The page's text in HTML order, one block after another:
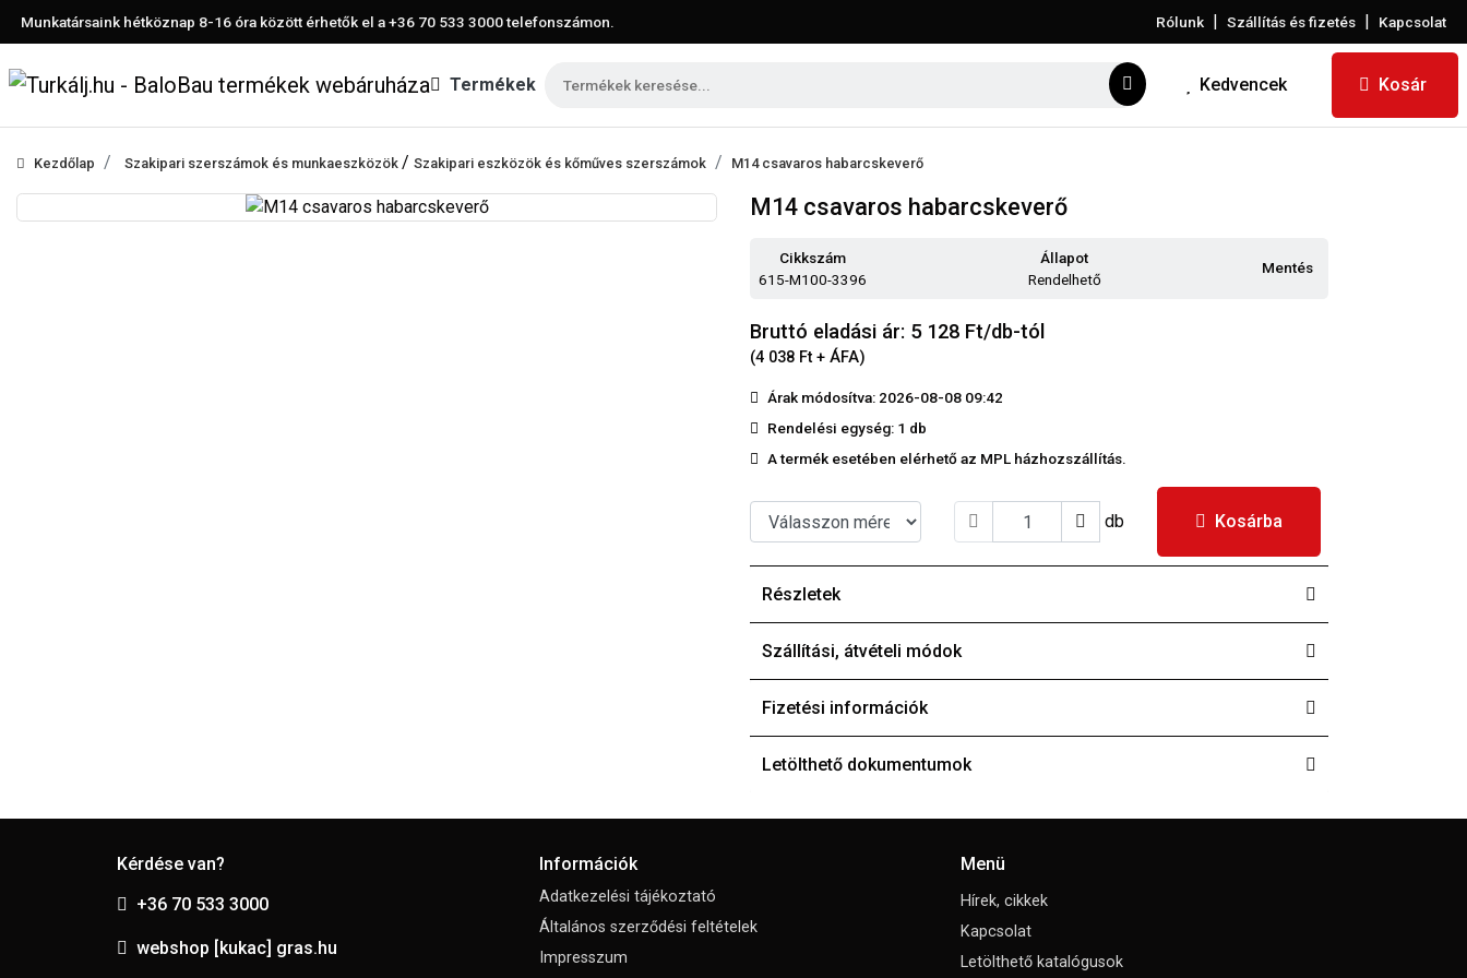
Munkatársaink hétköznap 8-16 óra között érhetők el a+36 70 533 3000telefonszámon. Rólunk | Szállítás és fizetés | Kapcsolat
Termékek Kedvencek Kosár
Kezdőlap Szakipari szerszámok és munkaeszközök / Szakipari eszközök és kőműves szerszámok M14 csavaros habarcskeverő
M14 csavaros habarcskeverő
Cikkszám
615-M100-3396
Állapot
Rendelhető
Mentés
Bruttó eladási ár: 5 128 Ft/db-tól
(4 038 Ft + ÁFA)
Árak módosítva: 2026-08-08 09:42
Rendelési egység: 1 db
A termék esetében elérhető az MPL házhozszállítás.
db Kosárba
Részletek
Szállítási, átvételi módok
Fizetési információk
Letölthető dokumentumok
Kérdése van?
+36 70 533 3000
webshop [kukac] gras.hu
Információk
Adatkezelési tájékoztató
Általános szerződési feltételek
Impresszum
Menü
Hírek, cikkek
Kapcsolat
Letölthető katalógusok